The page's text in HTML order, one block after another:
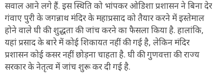
सवाल आने लगे हैं. इस स्थिति को भांपकर ओडिशा प्रशासन ने बिना देर
गंवाए पुरी के जगन्नाथ मंदिर के महाप्रसाद को तैयार करने में इस्तेमाल
होने वाले घी की शुद्धता की जांच करने का फैसला किया है. हालांकि,
यहां प्रसाद के बारे में कोई शिकायत नहीं की गई है, लेकिन मंदिर
प्रशासन कोई कसर नहीं छोड़ना चाहता है. घी की गुणवत्ता की राज्य
सरकार के नेतृत्व में जांच शुरू कर दी गई है.